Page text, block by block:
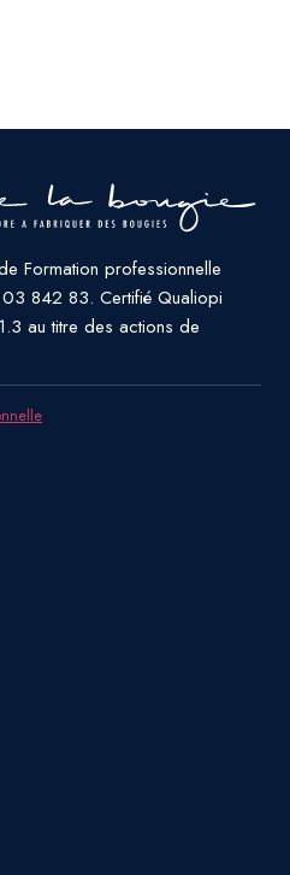
Formation professionnelle
842 83. Certifié Qualiopi
au titre des actions de